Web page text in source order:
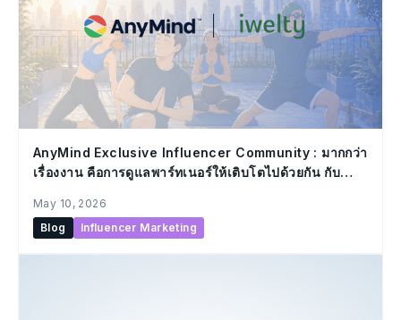
AnyMind Exclusive Influencer Community : มากกว่า
เรื่องงาน คือการดูแลพาร์ทเนอร์ให้เติบโตไปด้วยกัน กับ
Stronger Inside, The Better Outside”
May 10, 2026
Blog
Influencer Marketing